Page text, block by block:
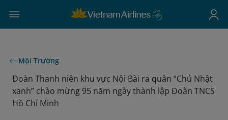
Môi Trường
Đoàn Thanh niên khu vực Nội Bài ra quân “Chủ Nhật
xanh” chào mừng 95 năm ngày thành lập Đoàn TNCS
Hồ Chí Minh